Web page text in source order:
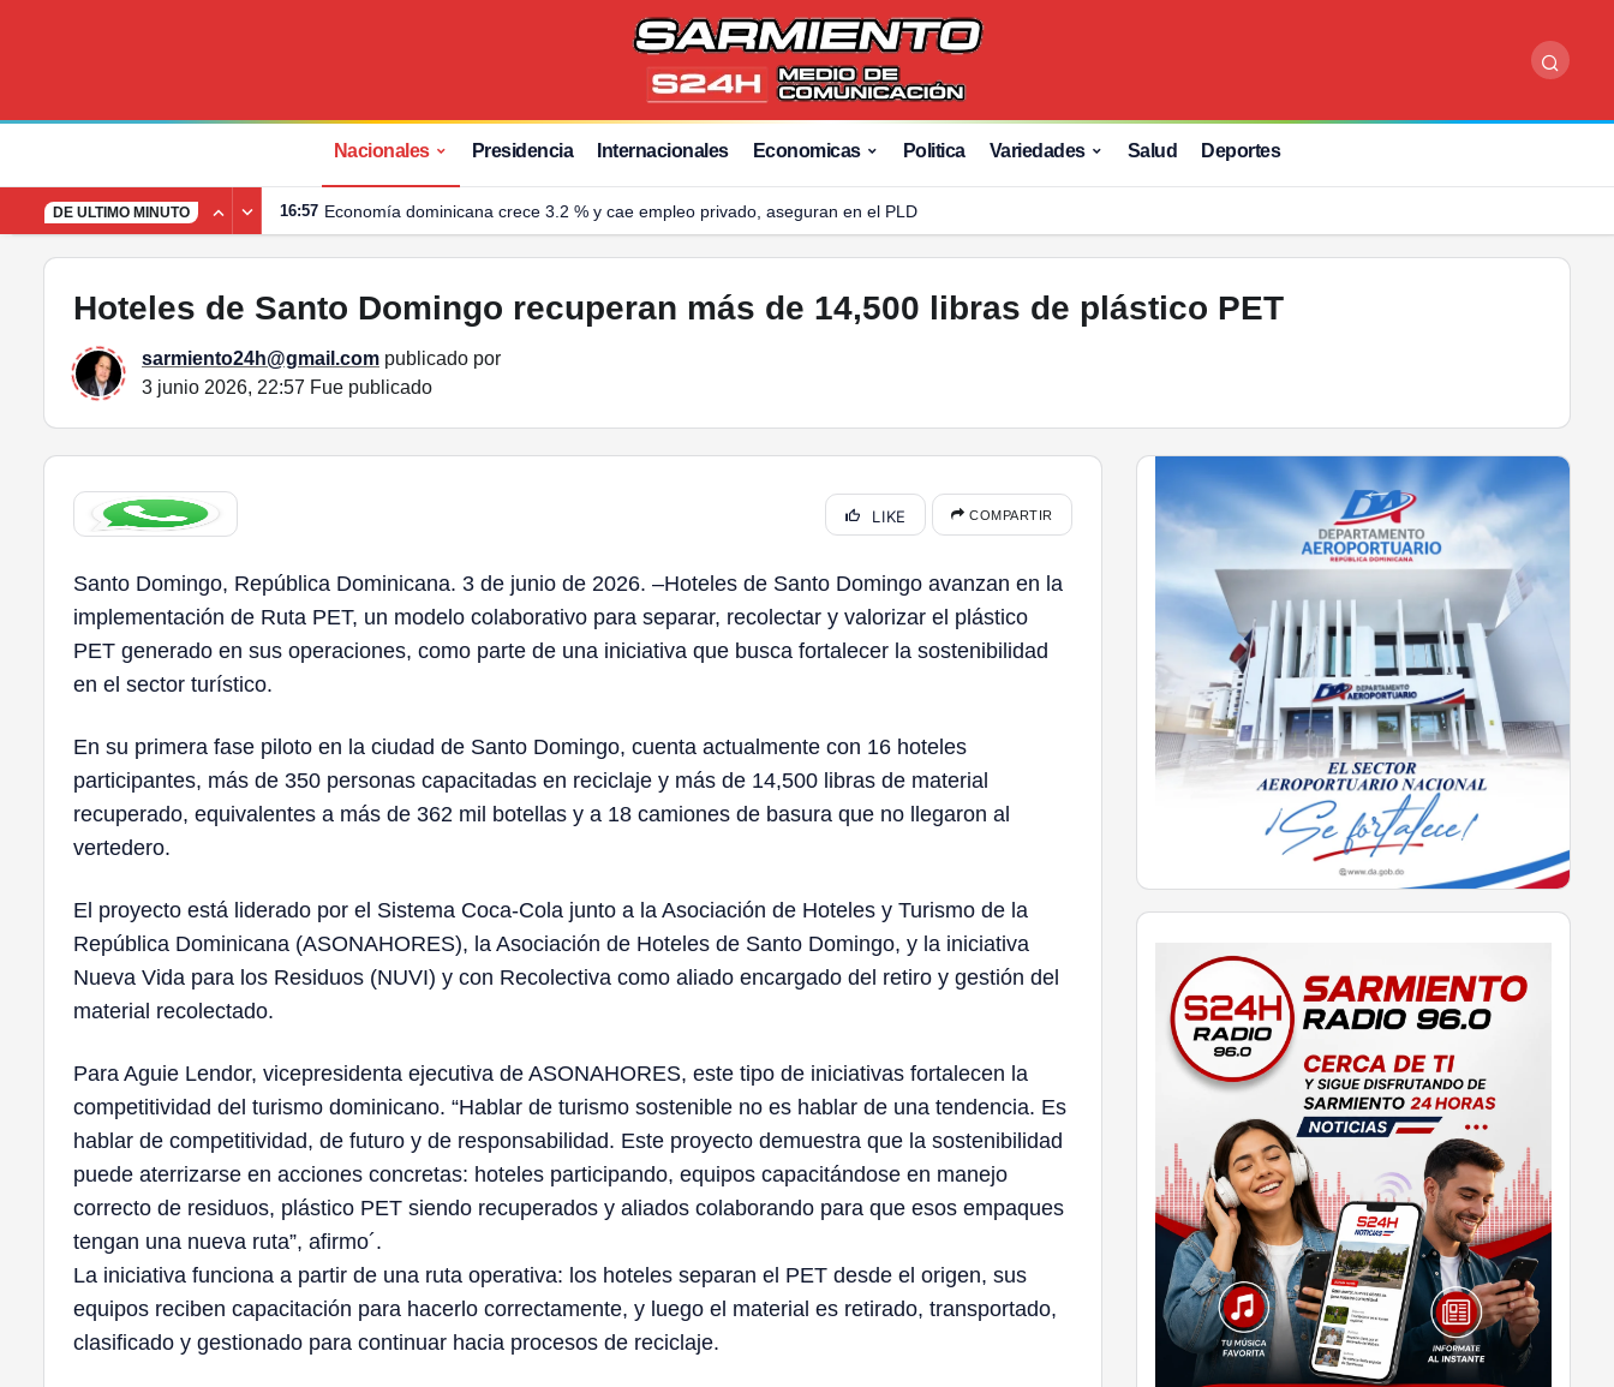
Nacionales Presidencia Internacionales Economicas Politica Variedades Salud Deportes
DE ULTIMO MINUTO 16:57 Economía dominicana crece 3.2 % y cae empleo privado, aseguran en el PLD
Hoteles de Santo Domingo recuperan más de 14,500 libras de plástico PET
sarmiento24h@gmail.com publicado por
3 junio 2026, 22:57 Fue publicado
LIKE COMPARTIR
Santo Domingo, República Dominicana. 3 de junio de 2026. –Hoteles de Santo Domingo avanzan en la
implementación de Ruta PET, un modelo colaborativo para separar, recolectar y valorizar el plástico
PET generado en sus operaciones, como parte de una iniciativa que busca fortalecer la sostenibilidad
en el sector turístico.
En su primera fase piloto en la ciudad de Santo Domingo, cuenta actualmente con 16 hoteles
participantes, más de 350 personas capacitadas en reciclaje y más de 14,500 libras de material
recuperado, equivalentes a más de 362 mil botellas y a 18 camiones de basura que no llegaron al
vertedero.
El proyecto está liderado por el Sistema Coca-Cola junto a la Asociación de Hoteles y Turismo de la
República Dominicana (ASONAHORES), la Asociación de Hoteles de Santo Domingo, y la iniciativa
Nueva Vida para los Residuos (NUVI) y con Recolectiva como aliado encargado del retiro y gestión del
material recolectado.
Para Aguie Lendor, vicepresidenta ejecutiva de ASONAHORES, este tipo de iniciativas fortalecen la
competitividad del turismo dominicano. “Hablar de turismo sostenible no es hablar de una tendencia. Es
hablar de competitividad, de futuro y de responsabilidad. Este proyecto demuestra que la sostenibilidad
puede aterrizarse en acciones concretas: hoteles participando, equipos capacitándose en manejo
correcto de residuos, plástico PET siendo recuperados y aliados colaborando para que esos empaques
tengan una nueva ruta”, afirmo´.
La iniciativa funciona a partir de una ruta operativa: los hoteles separan el PET desde el origen, sus
equipos reciben capacitación para hacerlo correctamente, y luego el material es retirado, transportado,
clasificado y gestionado para continuar hacia procesos de reciclaje.
Hoteles de Santo Domingo recuperan más de 14,500 libras de plástico PET